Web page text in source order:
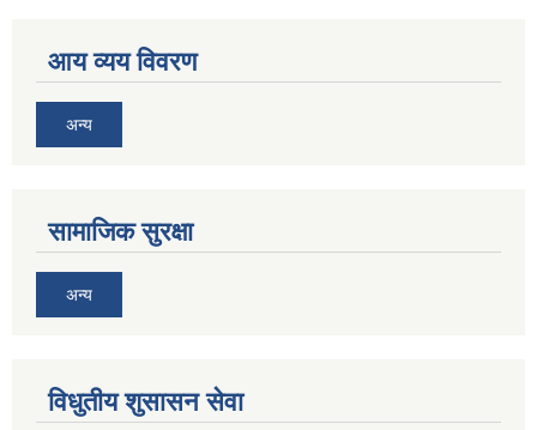
आय व्यय विवरण
अन्य
सामाजिक सुरक्षा
अन्य
विधुतीय शुसासन सेवा